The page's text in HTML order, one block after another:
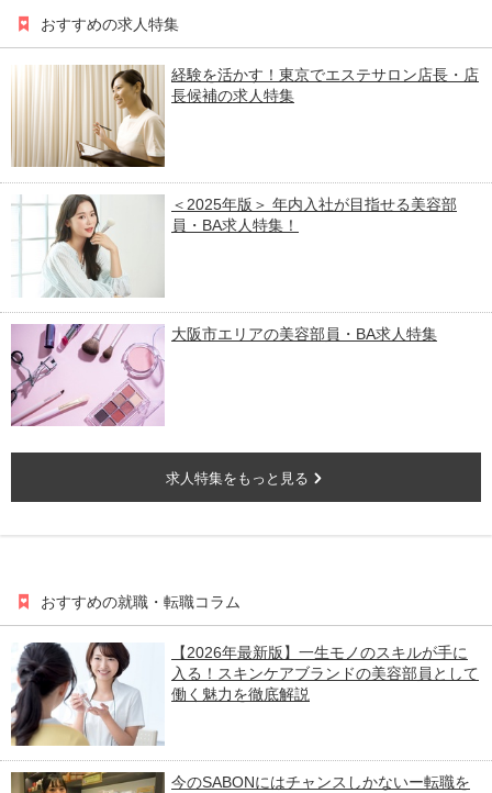
おすすめの求人特集
経験を活かす！東京でエステサロン店長・店
長候補の求人特集
＜2025年版＞ 年内入社が目指せる美容部
員・BA求人特集！
大阪市エリアの美容部員・BA求人特集
求人特集をもっと見る
おすすめの就職・転職コラム
【2026年最新版】一生モノのスキルが手に
入る！スキンケアブランドの美容部員として
働く魅力を徹底解説
今のSABONにはチャンスしかないー転職を